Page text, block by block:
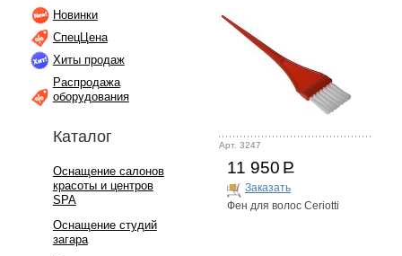
Новинки
СпецЦена
Хиты продаж
Распродажа
оборудования
Каталог
Оснащение салонов
красоты и центров
SPA
Оснащение студий
загара
Арт. 3247
11 950 Р
Заказать
Фен для волос Ceriotti